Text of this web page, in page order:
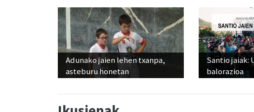
Adunako jaien lehen txanpa,
asteburu honetan
Santio jaiak:
balorazioa